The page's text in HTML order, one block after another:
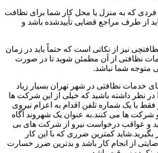
فردی که به منزل یا محل کار شما برای نظافت
از طرف مراجع قضایی تأییدشده باشد و
نیز از نکاتی است که حتماً باید در زمان
نظافتی از آن مطمئن شوید تا در صورت
متوجه شما نباشد.
خدمات نظافتی در شهر تهران بسیار زیاد
در نظر داشته باشید که خیلی از این شرکت ها
با یک شماره تلفن اقدام به اعزام نیروی
شرکت ها می کنند.به عنوان یک شهروند آگاه
و عواقب درخواست نیرو از شرکت های بی
بگیرید.شاید کمترین ضرری که با این کار
از انجام کار باشد و بدترین ضرر خسارت